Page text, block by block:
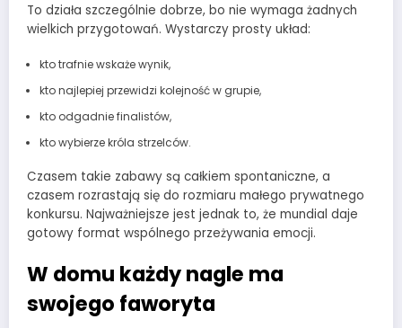
To działa szczególnie dobrze, bo nie wymaga żadnych
wielkich przygotowań. Wystarczy prosty układ:
kto trafnie wskaże wynik,
kto najlepiej przewidzi kolejność w grupie,
kto odgadnie finalistów,
kto wybierze króla strzelców.
Czasem takie zabawy są całkiem spontaniczne, a
czasem rozrastają się do rozmiaru małego prywatnego
konkursu. Najważniejsze jest jednak to, że mundial daje
gotowy format wspólnego przeżywania emocji.
W domu każdy nagle ma
swojego faworyta